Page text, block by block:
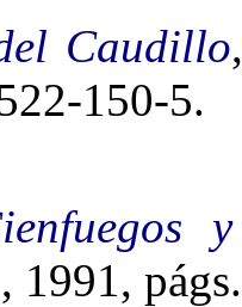
Caudillo
150-5.
1991,